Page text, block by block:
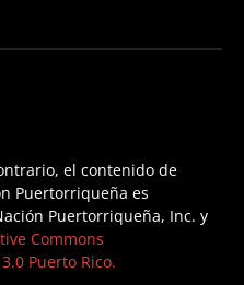
el contenido de
Puertorriqueña es
Puertorriqueña, Inc. y
Commons
Puerto Rico.